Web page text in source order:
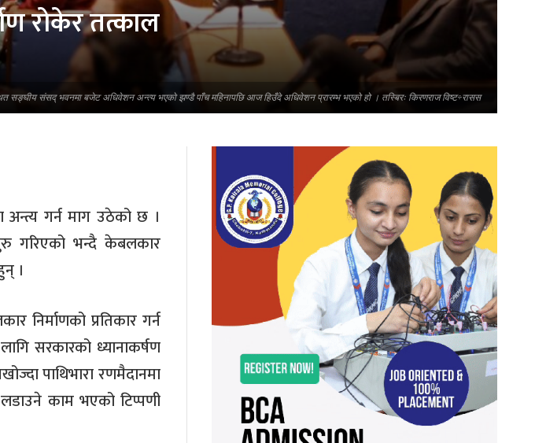
सङ्घीय संसद् भवनमा बजेट अधिवेशन अन्त्य भएको झण्डै पाँच महिनापछि आज हिउँदे अधिवेशन प्रारम्भ भएको हो । तस्बिरः किरणराज विष्ट÷रासस
रोकेर तत्काल
अन्त्य गर्न माग उठेको छ ।
गरिएको भन्दै केबलकार
।
प्रतिकार गर्न
सरकारको ध्यानाकर्षण
पाथिभारा रणमैदानमा
काम भएको टिप्पणी